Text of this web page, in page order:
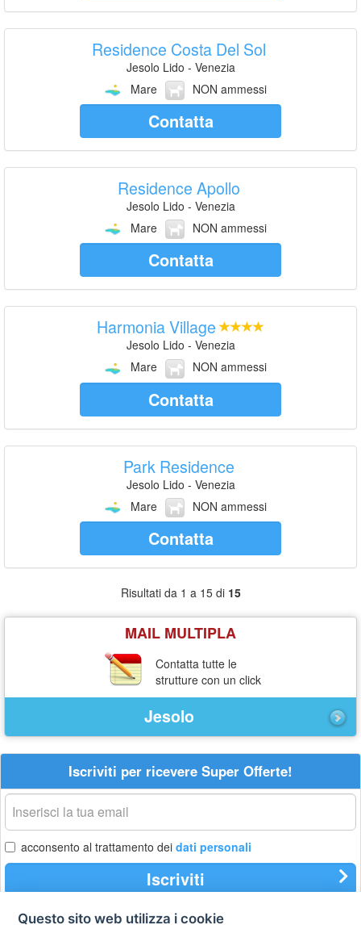
Residence Costa Del Sol
Jesolo Lido - Venezia
Mare
NON ammessi
Contatta
Residence Apollo
Jesolo Lido - Venezia
Mare
NON ammessi
Contatta
Harmonia Village
Jesolo Lido - Venezia
Mare
NON ammessi
Contatta
Park Residence
Jesolo Lido - Venezia
Mare
NON ammessi
Contatta
Risultati da 1 a 15 di 15
MAIL MULTIPLA
Contatta tutte le
strutture con un click
Jesolo
Iscriviti per ricevere Super Offerte!
La
tua
email
acconsento al trattamento dei dati personali
Iscriviti
Questo sito web utilizza i cookie